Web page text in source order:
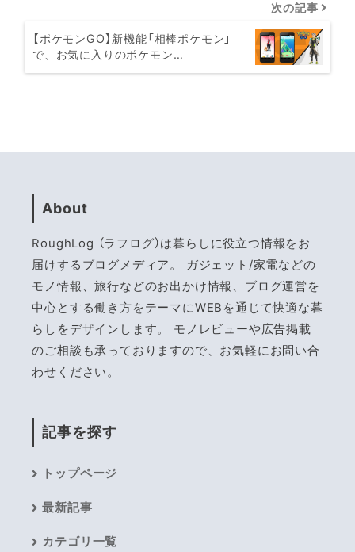
次の記事
【ポケモンGO】新機能「相棒ポケモン」
で、お気に入りのポケモン…
About
RoughLog （ラフログ）は暮らしに役立つ情報をお
届けするブログメディア。 ガジェット/家電などの
モノ情報、旅行などのお出かけ情報、ブログ運営を
中心とする働き方をテーマにWEBを通じて快適な暮
らしをデザインします。 モノレビューや広告掲載
のご相談も承っておりますので、お気軽にお問い合
わせください。
記事を探す
トップページ
最新記事
カテゴリ一覧